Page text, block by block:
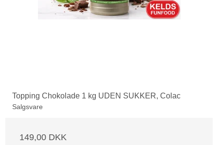
Topping Chokolade 1 kg UDEN SUKKER, Colac
Salgsvare
149,00 DKK